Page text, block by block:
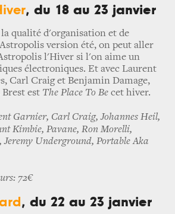
, du 18 au 23 janvier
qualité d'organisation et de
version été, on peut aller
l'Hiver si l'on aime un
électroniques. Et avec Laurent
Carl Craig et Benjamin Damage,
est The Place To Be cet hiver.
Garnier, Carl Craig, Johannes Heil,
Kimbie, Pavane, Ron Morelli,
Jeremy Underground, Portable Aka
72€
, du 22 au 23 janvier